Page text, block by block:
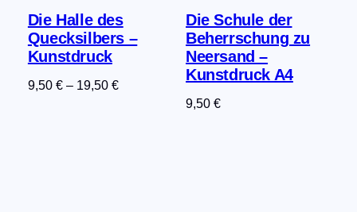
Die Halle des
Quecksilbers –
Kunstdruck
9,50 €– 19,50 €
Die Schule der
Beherrschung zu
Neersand –
Kunstdruck A4
9,50€